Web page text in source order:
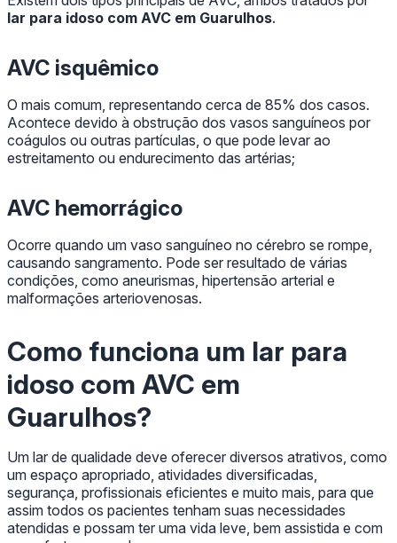
lar para idoso com AVC em Guarulhos.
AVC isquêmico
O mais comum, representando cerca de 85% dos casos.
Acontece devido à obstrução dos vasos sanguíneos por
coágulos ou outras partículas, o que pode levar ao
estreitamento ou endurecimento das artérias;
AVC hemorrágico
Ocorre quando um vaso sanguíneo no cérebro se rompe,
causando sangramento. Pode ser resultado de várias
condições, como aneurismas, hipertensão arterial e
malformações arteriovenosas.
Como funciona um lar para
idoso com AVC em
Guarulhos?
Um lar de qualidade deve oferecer diversos atrativos, como
um espaço apropriado, atividades diversificadas,
segurança, profissionais eficientes e muito mais, para que
assim todos os pacientes tenham suas necessidades
atendidas e possam ter uma vida leve, bem assistida e com